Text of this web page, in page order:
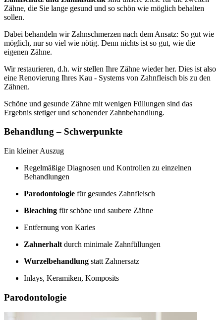
Zähne, die Sie lange gesund und so schön wie möglich behalten
sollen.
Dabei behandeln wir Zahnschmerzen nach dem Ansatz: So gut wie
möglich, nur so viel wie nötig. Denn nichts ist so gut, wie die
eigenen Zähne.
Wir restaurieren, d.h. wir stellen Ihre Zähne wieder her. Dies ist also
eine Renovierung Ihres Kau - Systems von Zahnfleisch bis zu den
Zähnen.
Schöne und gesunde Zähne mit wenigen Füllungen sind das
Ergebnis stetiger und schonender Zahnbehandlung.
Behandlung – Schwerpunkte
Ein kleiner Auszug
Regelmäßige Diagnosen und Kontrollen zu einzelnen
Behandlungen
Parodontologie für gesundes Zahnfleisch
Bleaching für schöne und saubere Zähne
Entfernung von Karies
Zahnerhalt durch minimale Zahnfüllungen
Wurzelbehandlung statt Zahnersatz
Inlays, Keramiken, Komposits
Parodontologie